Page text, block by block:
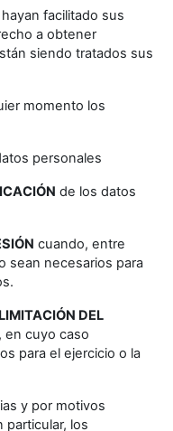
facilitado sus
a obtener
siendo tratados sus
momento los
personales
de los datos
cuando, entre
sean necesarios para
LIMITACIÓN DEL
en cuyo caso
para el ejercicio o la
y por motivos
particular, los